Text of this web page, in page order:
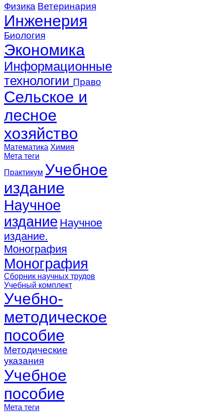
Физика Ветеринария
Инженерия
Биология
Экономика
Информационные
технологии Право
Сельское и
лесное
хозяйство
Математика Химия
Мета теги
Практикум Учебное
издание
Научное
издание Научное
издание.
Монография
Монография
Сборник научных трудов
Учебный комплект
Учебно-
методическое
пособие
Методические
указания
Учебное
пособие
Мета теги